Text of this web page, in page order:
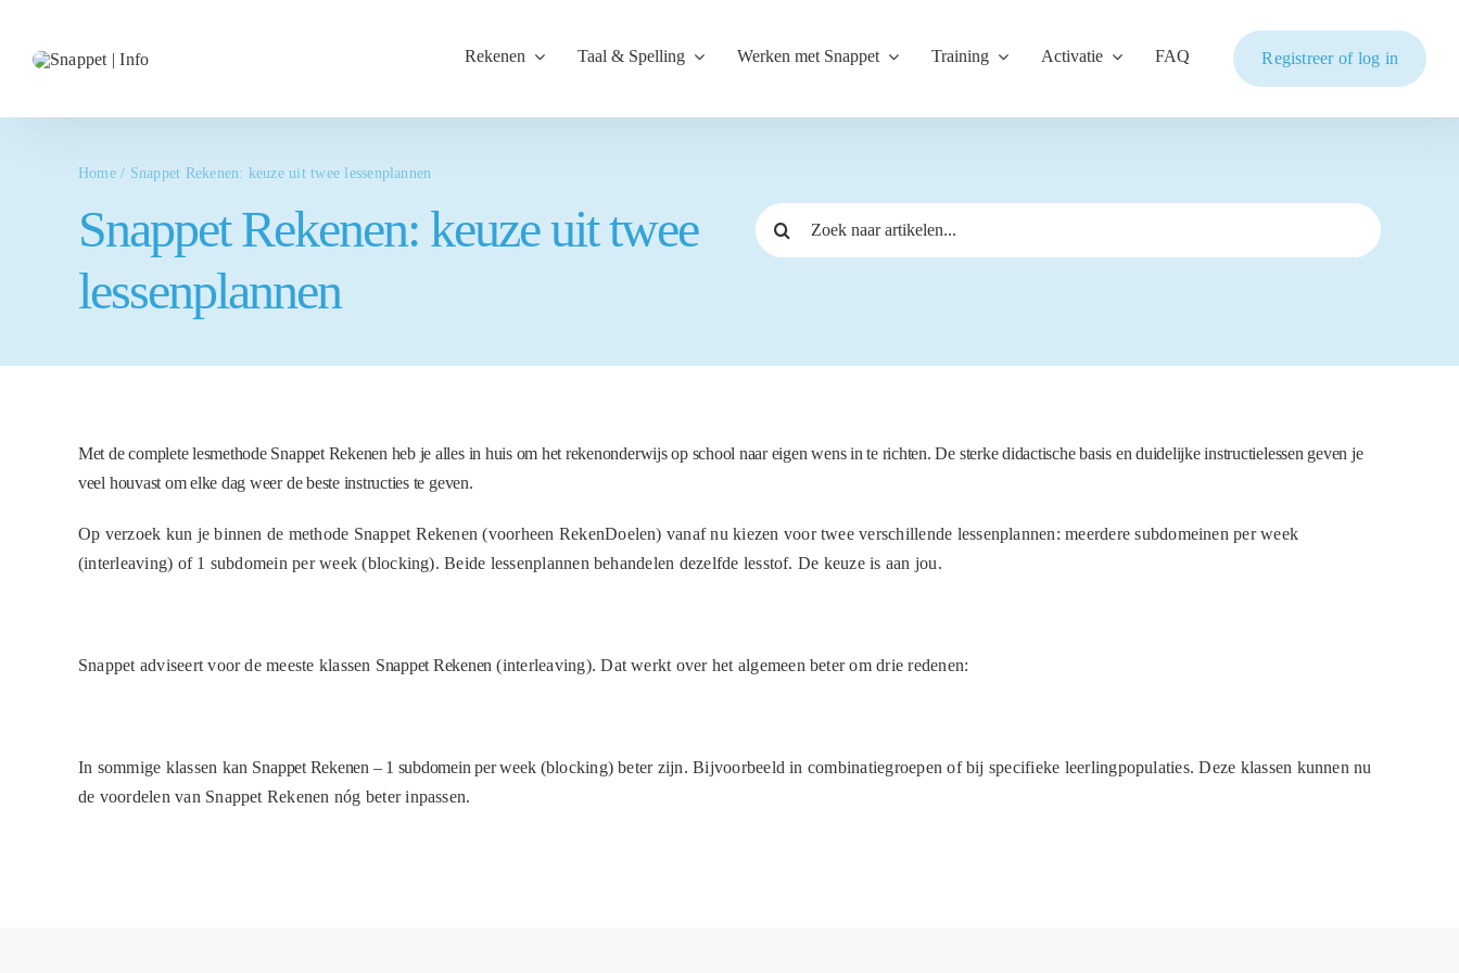
inhoud
Rekenen Taal & Spelling Werken met Snappet Training Activatie FAQ Registreer of log in
Home/ Snappet Rekenen: keuze uit twee lessenplannen
Snappet Rekenen: keuze uit twee
lessenplannen
Zoeken
naar:
Met de complete lesmethode Snappet Rekenen heb je alles in huis om het rekenonderwijs op school naar eigen wens in te richten. De sterke didactische basis en duidelijke instructielessen geven je
veel houvast om elke dag weer de beste instructies te geven.
Op verzoek kun je binnen de methode Snappet Rekenen (voorheen RekenDoelen) vanaf nu kiezen voor twee verschillende lessenplannen: meerdere subdomeinen per week
(interleaving) of 1 subdomein per week (blocking). Beide lessenplannen behandelen dezelfde lesstof. De keuze is aan jou.
Snappet adviseert voor de meeste klassen Snappet Rekenen (interleaving). Dat werkt over het algemeen beter om drie redenen:
In sommige klassen kan Snappet Rekenen – 1 subdomein per week(blocking) beter zijn. Bijvoorbeeld in combinatiegroepen of bij specifieke leerlingpopulaties. Deze klassen kunnen nu
de voordelen van Snappet Rekenen nóg beter inpassen.